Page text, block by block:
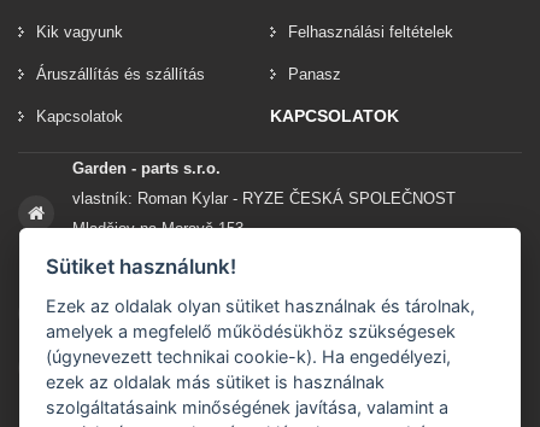
Kik vagyunk Felhasználási feltételek
Áruszállítás és szállítás Panasz
Kapcsolatok KAPCSOLATOK
Garden - parts s.r.o.
vlastník: Roman Kylar - RYZE ČESKÁ SPOLEČNOST
Mladějov na Moravě 153
56935 Mladějov na Moravě
+420 777 96 96 03
info@garden-parts.cz
Sütiket használunk!
Ezek az oldalak olyan sütiket használnak és tárolnak,
amelyek a megfelelő működésükhöz szükségesek
(úgynevezett technikai cookie-k). Ha engedélyezi,
ezek az oldalak más sütiket is használnak
szolgáltatásaink minőségének javítása, valamint a